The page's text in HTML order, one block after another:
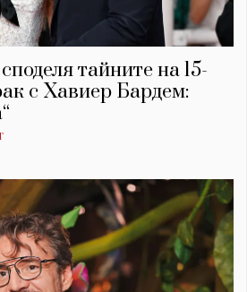
тайните на 15-
с Хавиер Бардем: